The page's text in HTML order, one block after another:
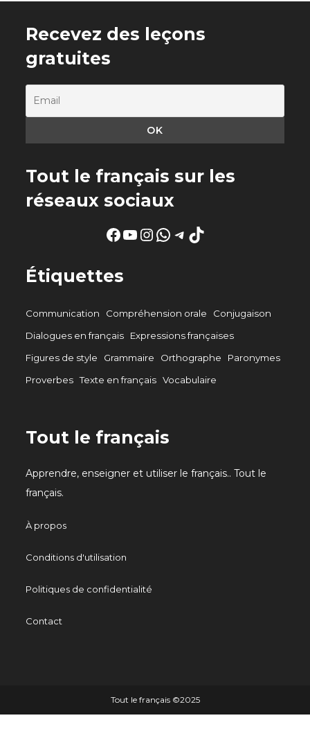
Recevez des leçons
gratuites
Tout le français sur les
réseaux sociaux
Facebook
YouTube
Instagram
WhatsApp
Telegram
TikTok
Étiquettes
Communication Compréhension orale
Conjugaison
Dialogues en français
Expressions françaises
Figures de style
Grammaire Orthographe
Paronymes
Proverbes Texte en français Vocabulaire
Tout le français
Apprendre, enseigner et utiliser le français.. Tout le
français.
À propos
Conditions d'utilisation
Politiques de confidentialité
Contact
Tout le français ©️2025